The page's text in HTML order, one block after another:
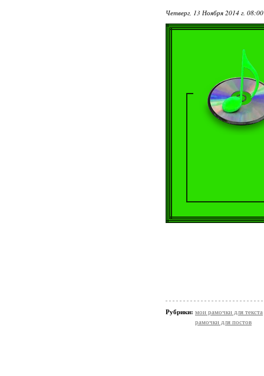
Четверг, 13 Ноября 2014 г.
Рубрики: мои рамочки для текста
рамочки для постов